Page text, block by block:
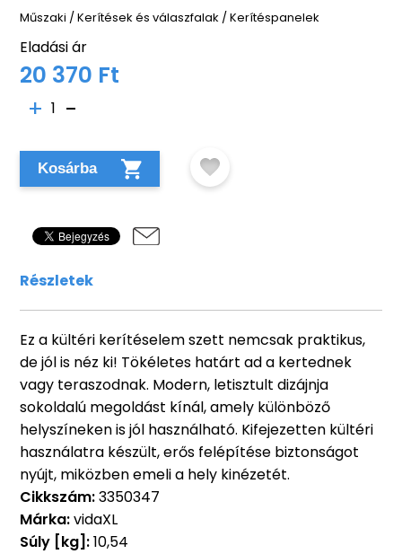
Műszaki /Kerítések és válaszfalak /Kerítéspanelek
Eladási ár
20 370 Ft
1
Kosárba
Részletek
Ez a kültéri kerítéselem szett nemcsak praktikus,
de jól is néz ki! Tökéletes határt ad a kertednek
vagy teraszodnak. Modern, letisztult dizájnja
sokoldalú megoldást kínál, amely különböző
helyszíneken is jól használható. Kifejezetten kültéri
használatra készült, erős felépítése biztonságot
nyújt, miközben emeli a hely kinézetét.
Cikkszám:3350347
Márka:vidaXL
Súly [kg]:10,54